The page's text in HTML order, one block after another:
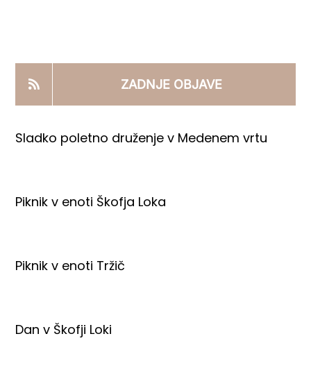
PRODAJNI IZDELKI
AKTUALNO
ZADNJE OBJAVE
Sladko poletno druženje v Medenem vrtu
Piknik v enoti Škofja Loka
Piknik v enoti Tržič
Dan v Škofji Loki